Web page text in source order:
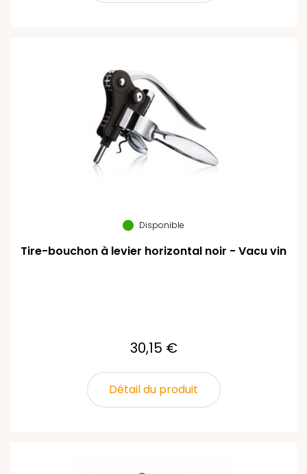
Disponible
Tire-bouchon à levier horizontal noir - Vacu vin
30,15 €
Détail du produit